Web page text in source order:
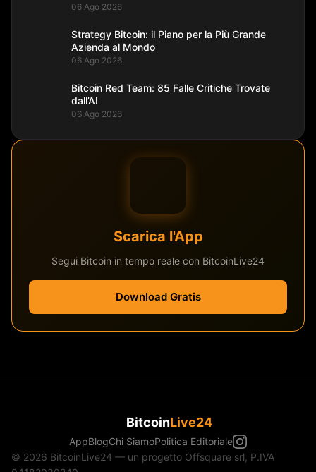
06 Ago 2026
Strategy Bitcoin: il Piano per la Più Grande
Azienda al Mondo
06 Ago 2026
Bitcoin Red Team: 85 Falle Critiche Trovate
dall’AI
06 Ago 2026
Scarica l'App
Segui Bitcoin in tempo reale con BitcoinLive24
Download Gratis
BitcoinLive24
AppBlogChi SiamoPolitica Editoriale
© 2026 BitcoinLive24 — un progetto Offsquare srl, P.IVA